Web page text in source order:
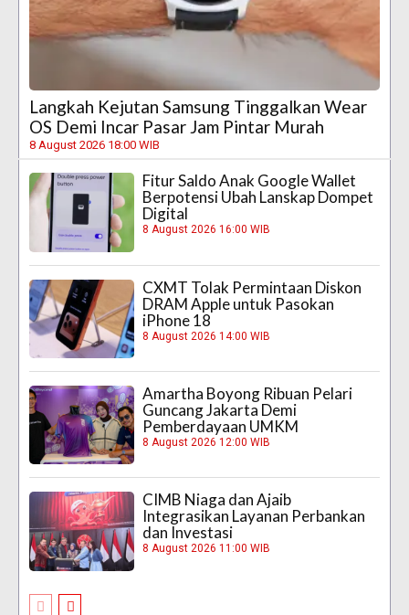
Langkah Kejutan Samsung Tinggalkan Wear
OS Demi Incar Pasar Jam Pintar Murah
8 August 2026 18:00 WIB
Fitur Saldo Anak Google Wallet
Berpotensi Ubah Lanskap Dompet
Digital
8 August 2026 16:00 WIB
CXMT Tolak Permintaan Diskon
DRAM Apple untuk Pasokan
iPhone 18
8 August 2026 14:00 WIB
Amartha Boyong Ribuan Pelari
Guncang Jakarta Demi
Pemberdayaan UMKM
8 August 2026 12:00 WIB
CIMB Niaga dan Ajaib
Integrasikan Layanan Perbankan
dan Investasi
8 August 2026 11:00 WIB